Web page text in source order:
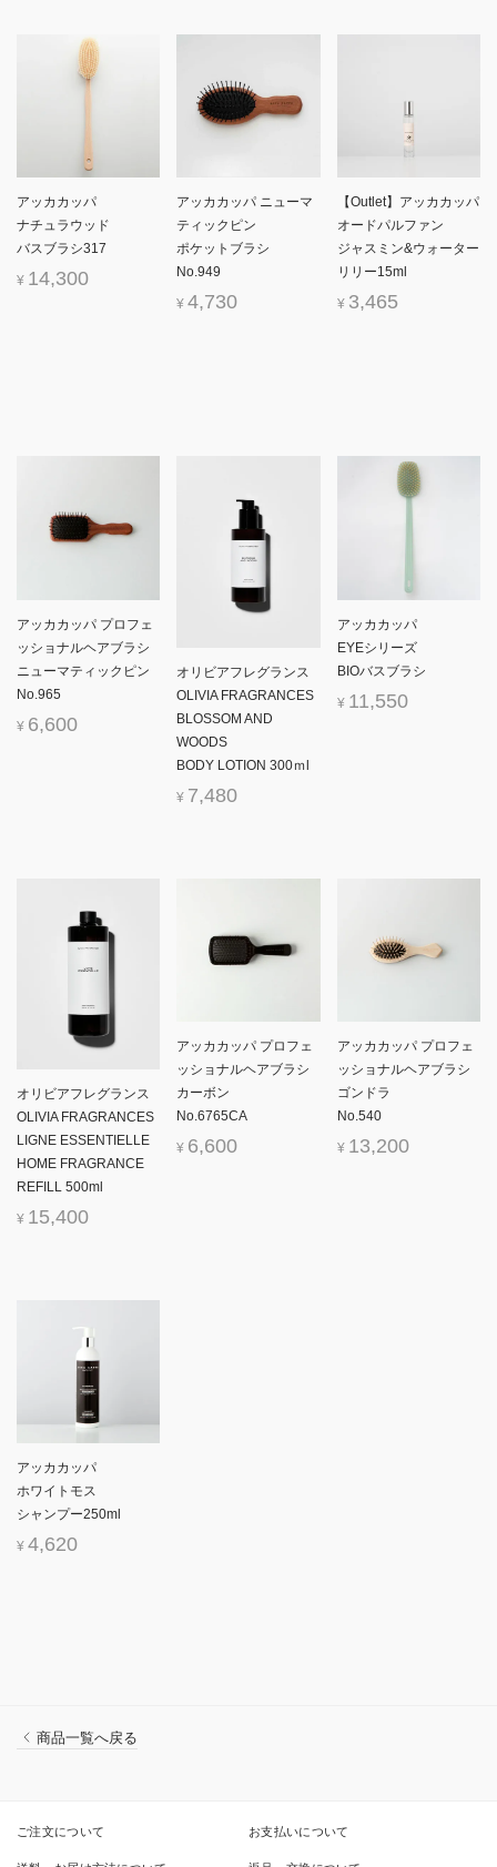
アッカカッパ
ナチュラウッド
バスブラシ317
¥ 14,300
アッカカッパ ニューマ
ティックピン
ポケットブラシ
No.949
¥ 4,730
【Outlet】アッカカッパ
オードパルファン
ジャスミン&ウォーター
リリー15ml
¥ 3,465
アッカカッパ プロフェ
ッショナルヘアブラシ
ニューマティックピン
No.965
¥ 6,600
オリビアフレグランス
OLIVIA FRAGRANCES
BLOSSOM AND
WOODS
BODY LOTION 300ｍl
¥ 7,480
アッカカッパ
EYEシリーズ
BIOバスブラシ
¥ 11,550
オリビアフレグランス
OLIVIA FRAGRANCES
LIGNE ESSENTIELLE
HOME FRAGRANCE
REFILL 500ml
¥ 15,400
アッカカッパ プロフェ
ッショナルヘアブラシ
カーボン
No.6765CA
¥ 6,600
アッカカッパ プロフェ
ッショナルヘアブラシ
ゴンドラ
No.540
¥ 13,200
アッカカッパ
ホワイトモス
シャンプー250ml
¥ 4,620
商品一覧へ戻る
ご注文について お支払いについて